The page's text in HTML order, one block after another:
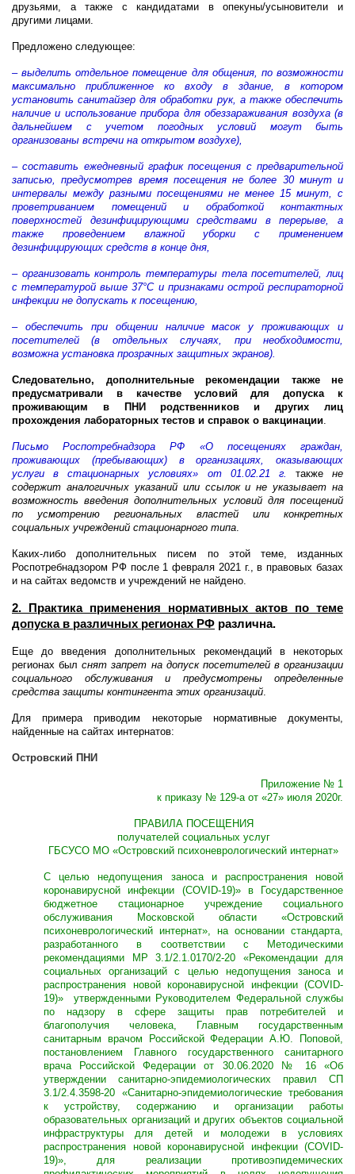
друзьями, а также с кандидатами в опекуны/усыновители и
другими лицами.
Предложено следующее:
– выделить отдельное помещение для общения, по возможности
максимально приближенное ко входу в здание, в котором
установить санитайзер для обработки рук, а также обеспечить
наличие и использование прибора для обеззараживания воздуха (в
дальнейшем с учетом погодных условий могут быть
организованы встречи на открытом воздухе),
– составить ежедневный график посещения с предварительной
записью, предусмотрев время посещения не более 30 минут и
интервалы между разными посещениями не менее 15 минут, с
проветриванием помещений и обработкой контактных
поверхностей дезинфицирующими средствами в перерыве, а
также проведением влажной уборки с применением
дезинфицирующих средств в конце дня,
– организовать контроль температуры тела посетителей, лиц
с температурой выше 37°C и признаками острой респираторной
инфекции не допускать к посещению,
– обеспечить при общении наличие масок у проживающих и
посетителей (в отдельных случаях, при необходимости,
возможна установка прозрачных защитных экранов).
Следовательно, дополнительные рекомендации также не
предусматривали в качестве условий для допуска к
проживающим в ПНИ родственников и других лиц
прохождения лабораторных тестов и справок о вакцинации.
Письмо Роспотребнадзора РФ «О посещениях граждан,
проживающих (пребывающих) в организациях, оказывающих
услуги в стационарных условиях» от 01.02.21 г.
также не
содержит аналогичных указаний или ссылок и не указывает на
возможность введения дополнительных условий для посещений
по усмотрению региональных властей или конкретных
социальных учреждений стационарного типа.
Каких-либо дополнительных писем по этой теме, изданных
Роспотребнадзором РФ после 1 февраля 2021 г., в правовых базах
и на сайтах ведомств и учреждений не найдено.
2. Практика применения нормативных актов по теме
допуска в различных регионах РФ различна.
Еще до введения дополнительных рекомендаций в некоторых
регионах былснят запрет на допуск посетителей в организации
социального обслуживания и предусмотрены определенные
средства защиты контингента этих организаций.
Для примера приводим некоторые нормативные документы,
найденные на сайтах интернатов:
Островский ПНИ
Приложение № 1
к приказу № 129-а от «27» июля 2020г.
ПРАВИЛА ПОСЕЩЕНИЯ
получателей социальных услуг
ГБСУСО МО «Островский психоневрологический интернат»
C целью недопущения заноса и распространения новой
коронавирусной инфекции (COVID-19)» в Государственное
бюджетное стационарное учреждение социального
обслуживания Московской области «Островский
психоневрологический интернат», на основании стандарта,
разработанного в соответствии с Методическими
рекомендациями МР 3.1/2.1.0170/2-20 «Рекомендации для
социальных организаций с целью недопущения заноса и
распространения новой коронавирусной инфекции (COVID-
19)» утвержденными Руководителем Федеральной службы
по надзору в сфере защиты прав потребителей и
благополучия человека, Главным государственным
санитарным врачом Российской Федерации А.Ю. Поповой,
постановлением Главного государственного санитарного
врача Российской Федерации от 30.06.2020 № 16 «Об
утверждении санитарно-эпидемиологических правил СП
3.1/2.4.3598-20 «Санитарно-эпидемиологические требования
к устройству, содержанию и организации работы
образовательных организаций и других объектов социальной
инфраструктуры для детей и молодежи в условиях
распространения новой коронавирусной инфекции (COVID-
19)», для реализации противоэпидемических